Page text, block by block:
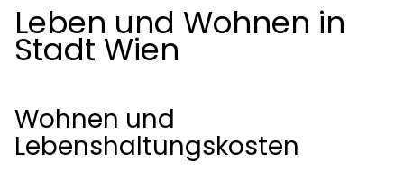
Leben und Wohnen in
Stadt Wien
Wohnen und
Lebenshaltungskosten